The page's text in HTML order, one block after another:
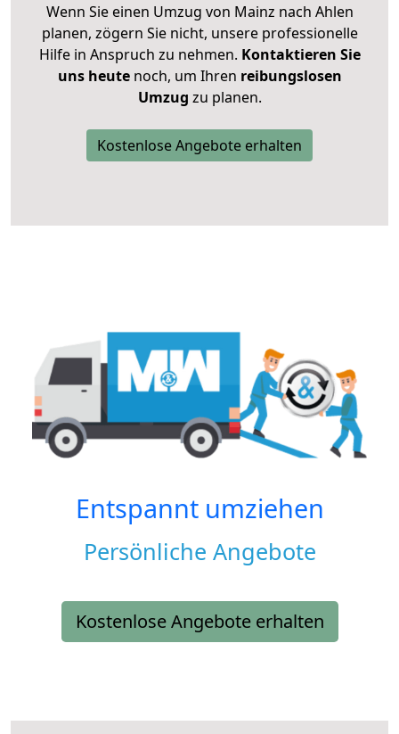
Wenn Sie einen Umzug von Mainz nach Ahlen
planen, zögern Sie nicht, unsere professionelle
Hilfe in Anspruch zu nehmen. Kontaktieren Sie
uns heutenoch, um Ihren reibungslosen
Umzug zu planen.
Kostenlose Angebote erhalten
Entspannt umziehen
Persönliche Angebote
Kostenlose Angebote erhalten